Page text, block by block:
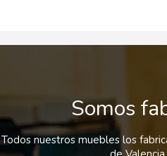
Somos
Todos nuestros muebles los